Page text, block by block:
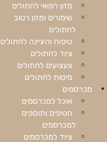
מזון רפואי לחתולים
שימורים ומזון רטוב
לחתולים
טיפוח והיגיינה לחתולים
ציוד לחתולים
צעצועים לחתולים
מיטות לחתולים
מכרסמים
אוכל למכרסמים
חטיפים ותוספים
למכרסמים
ציוד למכרסמים